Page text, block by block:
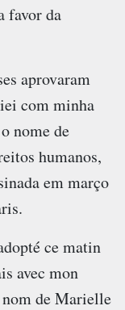
favor da
aprovaram
com minha
nome de
humanos,
em março
ce matin
avec mon
de Marielle